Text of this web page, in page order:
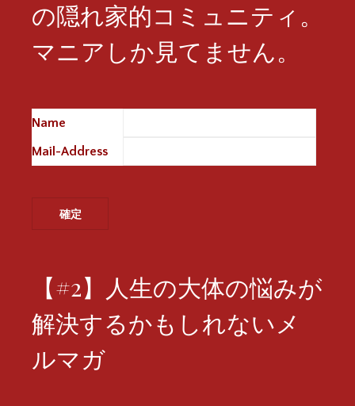
の隠れ家的コミュニティ。
マニアしか見てません。
Name
Mail-Address
【#2】人生の大体の悩みが
解決するかもしれないメ
ルマガ